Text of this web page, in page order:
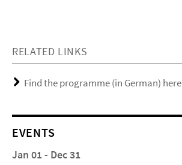
RELATED LINKS
Find the programme (in German) here
EVENTS
Jan 01 - Dec 31